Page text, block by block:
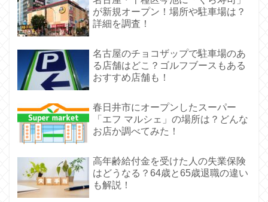
が新規オープン！場所や駐車場は？
詳細を調査！
名古屋のチョコザップで駐車場のあ
る店舗はどこ？ゴルフブースもある
おすすめ店舗も！
春日井市にオープンしたスーパー
「エフ マルシェ」の場所は？どんな
お店か調べてみた！
高年齢給付金を受けた人の失業保険
はどうなる？64歳と65歳退職の違い
も解説！